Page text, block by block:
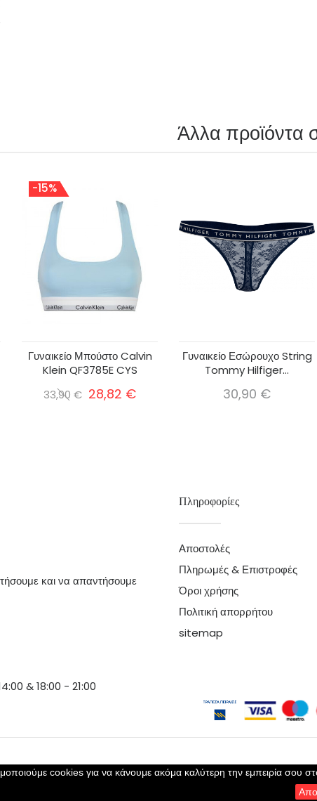
Άλλα προϊόντα
-15%
Γυναικείο Μπούστο Calvin
Klein QF3785E CYS
33,90 € 28,82 €
Γυναικείο Εσώρουχο String
Tommy Hilfiger...
30,90 €
και να απαντήσουμε
& 18:00 - 21:00
Πληροφορίες
Αποστολές
Πληρωμές & Επιστροφές
Όροι χρήσης
Πολιτική απορρήτου
sitemap
cookies για να κάνουμε ακόμα καλύτερη την εμπειρία σου
Copyright 2023 ©Perla